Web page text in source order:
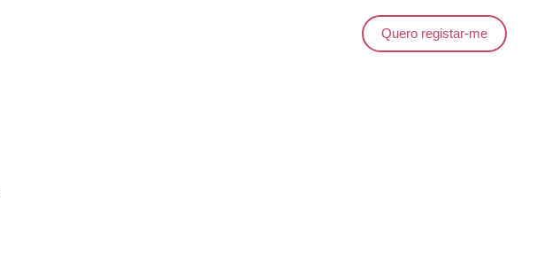
Quero registar-me